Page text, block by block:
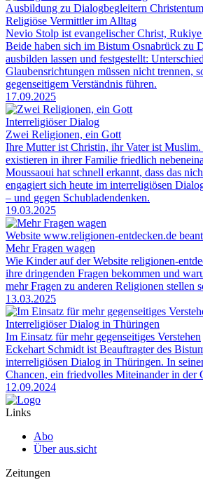
Ausbildung zu Dialogbegleitern
Religiöse Vermittler im Alltag
Nevio Stolp ist evangelischer Christ,
Beide haben sich im Bistum Osnabrück zu
ausbilden lassen und festgestellt:
Glaubensrichtungen müssen nicht trennen,
gegenseitigem Verständnis führen.
17.09.2025
Interreligiöser Dialog
Zwei Religionen, ein Gott
Ihre Mutter ist Christin, ihr Vater ist
existieren in ihrer Familie friedlich
Moussaoui hat schnell erkannt, dass das
engagiert sich heute im interreligiösen
– und gegen Schubladendenken.
19.03.2025
Website www.religionen-entdecken.de
Mehr Fragen wagen
Wie Kinder auf der Website religionen-
ihre dringenden Fragen bekommen und
mehr Fragen zu anderen Religionen stellen
13.03.2025
Interreligiöser Dialog in Thüringen
Im Einsatz für mehr gegenseitiges Verstehen
Eckehart Schmidt ist Beauftragter des
interreligiösen Dialog in Thüringen. In
Chancen, ein friedvolles Miteinander in der
12.09.2024
Links
Abo
Über aus.sicht
Zeitungen